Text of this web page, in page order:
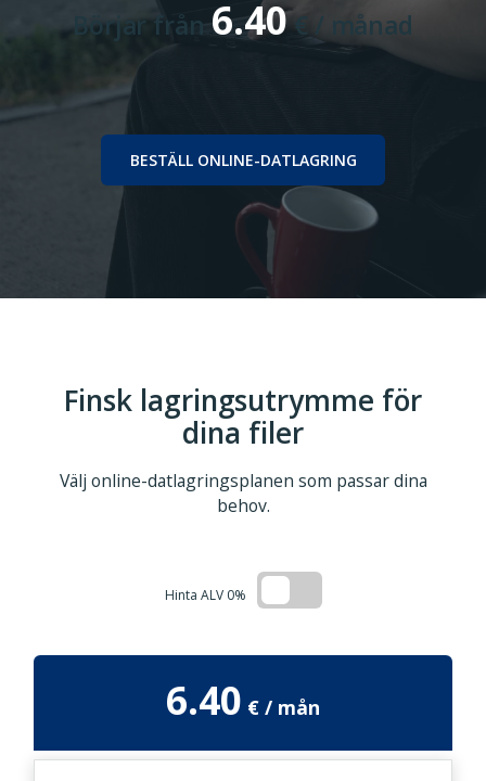
Börjar från 6.40€ / månad
BESTÄLL ONLINE-DATLAGRING
Finsk lagringsutrymme för
dina filer
Välj online-datlagringsplanen som passar dina
behov.
Hinta ALV 0%
6.40